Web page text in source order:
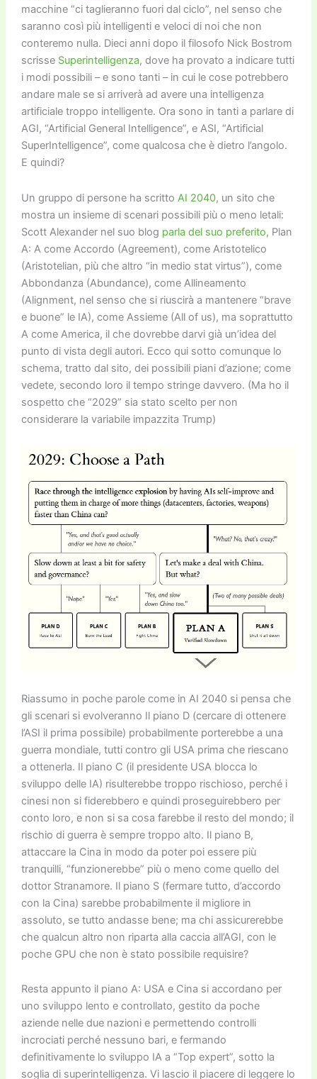
macchine “ci taglieranno fuori dal ciclo”, nel senso che
saranno così più intelligenti e veloci di noi che non
conteremo nulla. Dieci anni dopo il filosofo Nick Bostrom
scrisse Superintelligenza, dove ha provato a indicare tutti
i modi possibili – e sono tanti – in cui le cose potrebbero
andare male se si arriverà ad avere una intelligenza
artificiale troppo intelligente. Ora sono in tanti a parlare di
AGI, “Artificial General Intelligence”, e ASI, “Artificial
SuperIntelligence”, come qualcosa che è dietro l’angolo.
E quindi?
Un gruppo di persone ha scritto AI 2040, un sito che
mostra un insieme di scenari possibili più o meno letali:
Scott Alexander nel suo blog parla del suo preferito, Plan
A: A come Accordo (Agreement), come Aristotelico
(Aristotelian, più che altro “in medio stat virtus”), come
Abbondanza (Abundance), come Allineamento
(Alignment, nel senso che si riuscirà a mantenere “brave
e buone” le IA), come Assieme (All of us), ma soprattutto
A come America, il che dovrebbe darvi già un’idea del
punto di vista degli autori. Ecco qui sotto comunque lo
schema, tratto dal sito, dei possibili piani d’azione; come
vedete, secondo loro il tempo stringe davvero. (Ma ho il
sospetto che “2029” sia stato scelto per non
considerare la variabile impazzita Trump)
Riassumo in poche parole come in AI 2040 si pensa che
gli scenari si evolveranno Il piano D (cercare di ottenere
l’ASI il prima possibile) probabilmente porterebbe a una
guerra mondiale, tutti contro gli USA prima che riescano
a ottenerla. Il piano C (il presidente USA blocca lo
sviluppo delle IA) risulterebbe troppo rischioso, perché i
cinesi non si fiderebbero e quindi proseguirebbero per
conto loro, e non si sa cosa farebbe il resto del mondo; il
rischio di guerra è sempre troppo alto. Il piano B,
attaccare la Cina in modo da poter poi essere più
tranquilli, “funzionerebbe” più o meno come quello del
dottor Stranamore. Il piano S (fermare tutto, d’accordo
con la Cina) sarebbe probabilmente il migliore in
assoluto, se tutto andasse bene; ma chi assicurerebbe
che qualcun altro non riparta alla caccia all’AGI, con le
poche GPU che non è stato possibile requisire?
Resta appunto il piano A: USA e Cina si accordano per
uno sviluppo lento e controllato, gestito da poche
aziende nelle due nazioni e permettendo controlli
incrociati perché nessuno bari, e fermando
definitivamente lo sviluppo IA a “Top expert”, sotto la
soglia di superintelligenza. Vi lascio il piacere di leggere lo